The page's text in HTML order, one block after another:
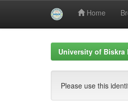
Home
University of Biskra
Please use this